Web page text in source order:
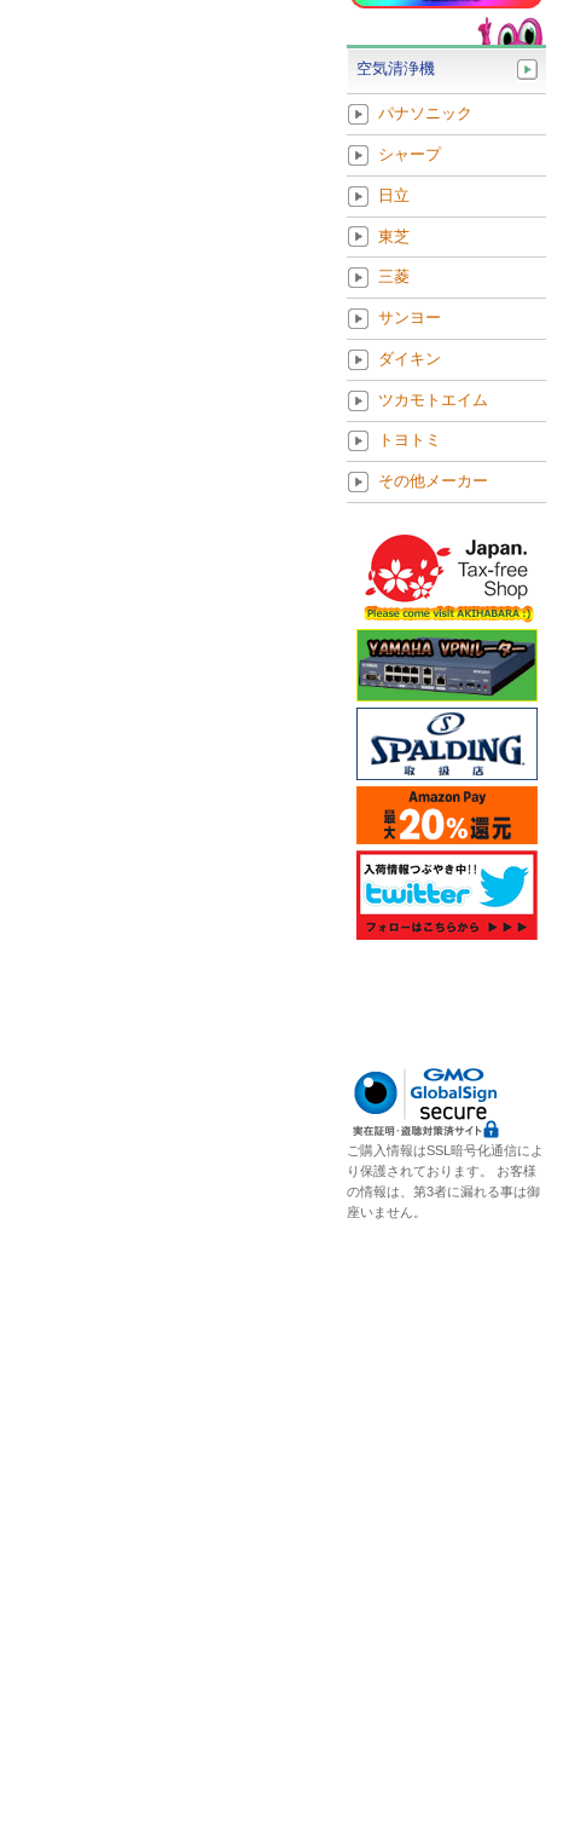
空気清浄機
パナソニック
シャープ
日立
東芝
三菱
サンヨー
ダイキン
ツカモトエイム
トヨトミ
その他メーカー
ご購入情報はSSL暗号化通信によ
り保護されております。 お客様
の情報は、第3者に漏れる事は御
座いません。